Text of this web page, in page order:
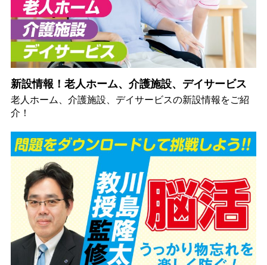
新設情報！老人ホーム、介護施設、デイサービス
老人ホーム、介護施設、デイサービスの新設情報をご紹
介！